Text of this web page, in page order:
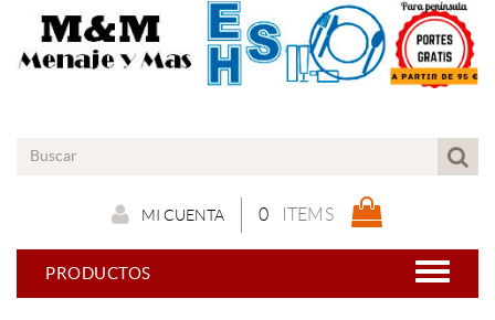
0 ITEMS
MI CUENTA
PRODUCTOS